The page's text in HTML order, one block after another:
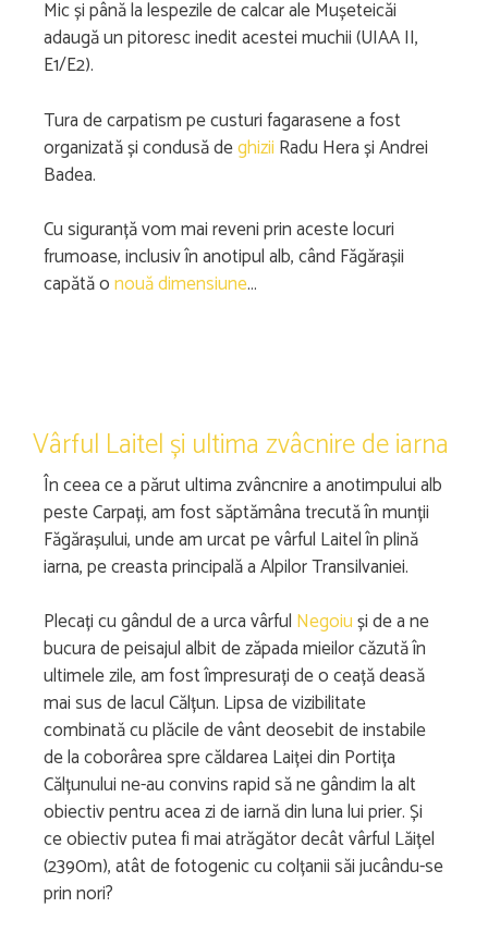
Mic și până la lespezile de calcar ale Mușeteicăi
adaugă un pitoresc inedit acestei muchii (UIAA II,
E1/E2).
Tura de carpatism pe custuri fagarasene a fost
organizată și condusă deghizii Radu Hera și Andrei
Badea.
Cu siguranță vom mai reveni prin aceste locuri
frumoase, inclusiv în anotipul alb, când Făgărașii
capătă onouă dimensiune…
Vârful Laitel și ultima zvâcnire de iarna
În ceea ce a părut ultima zvâncnire a anotimpului alb
peste Carpați, am fost săptămâna trecută în munții
Făgărașului, unde am urcat pe vârful Laitel în plină
iarna, pe creasta principală a Alpilor Transilvaniei.
Plecați cu gândul de a urca vârful Negoiuși de a ne
bucura de peisajul albit de zăpada mieilor căzută în
ultimele zile, am fost împresurați de o ceață deasă
mai sus de lacul Călțun. Lipsa de vizibilitate
combinată cu plăcile de vânt deosebit de instabile
de la coborârea spre căldarea Laiței din Portița
Călțunului ne-au convins rapid să ne gândim la alt
obiectiv pentru acea zi de iarnă din luna lui prier. Și
ce obiectiv putea fi mai atrăgător decât vârful Lăițel
(2390m), atât de fotogenic cu colțanii săi jucându-se
prin nori?